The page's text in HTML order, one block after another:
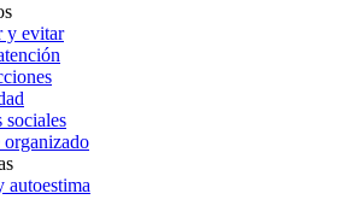
y evitar
sociales
organizado
autoestima